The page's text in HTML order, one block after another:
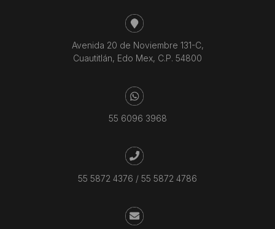
Avenida 20 de Noviembre 131-C,
Cuautitlán, Edo Mex, C.P. 54800
55 6096 3968
55 5872 4376 / 55 5872 4786